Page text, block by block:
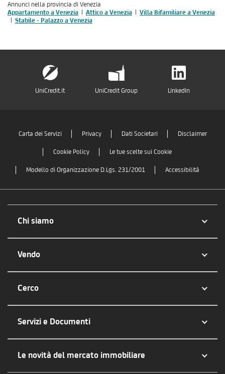
Annunci nella provincia di Venezia
Appartamento a Venezia
Attico a Venezia
Villa Bifamiliare a Venezia
Stabile - Palazzo a Venezia
UniCredit.it UniCredit Group LinkedIn
Carta dei Servizi Privacy Dati Societari Disclaimer
Cookie Policy Le tue scelte sui Cookie
Modello di Organizzazione D.Lgs. 231/2001 Accessibilità
Chi siamo
Vendo
Cerco
Servizi e Documenti
Le novità del mercato immobiliare